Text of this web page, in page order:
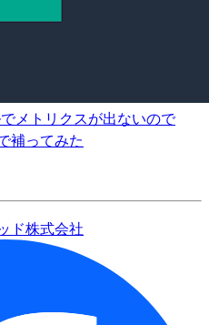
メトリクスが出ないので
補ってみた
ド株式会社